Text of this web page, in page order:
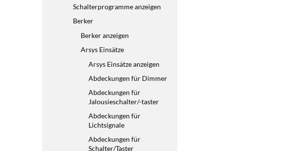
Schalterprogramme anzeigen
Berker
Berker anzeigen
Arsys Einsätze
Arsys Einsätze anzeigen
Abdeckungen für Dimmer
Abdeckungen für
Jalousieschalter/-taster
Abdeckungen für
Lichtsignale
Abdeckungen für
Schalter/Taster